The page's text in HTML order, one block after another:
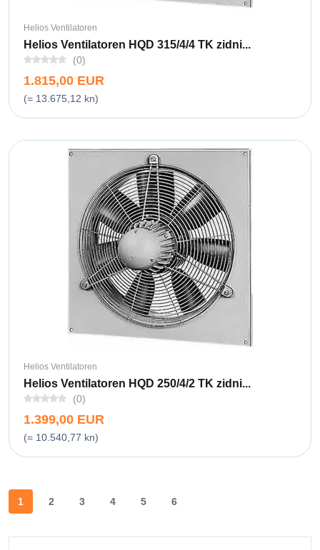
Helios Ventilatoren
Helios Ventilatoren HQD 315/4/4 TK zidni...
(0)
1.815,00 EUR
(= 13.675,12 kn)
Helios Ventilatoren
Helios Ventilatoren HQD 250/4/2 TK zidni...
(0)
1.399,00 EUR
(= 10.540,77 kn)
1 2 3 4 5 6